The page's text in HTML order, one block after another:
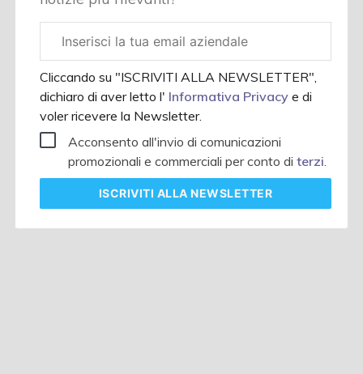
aziendale
Cliccando su "ISCRIVITI ALLA NEWSLETTER",
dichiaro di aver letto l' Informativa Privacye di
voler ricevere la Newsletter.
Acconsento all'invio di comunicazioni
promozionali e commerciali per conto diterzi.
ISCRIVITI ALLA NEWSLETTER